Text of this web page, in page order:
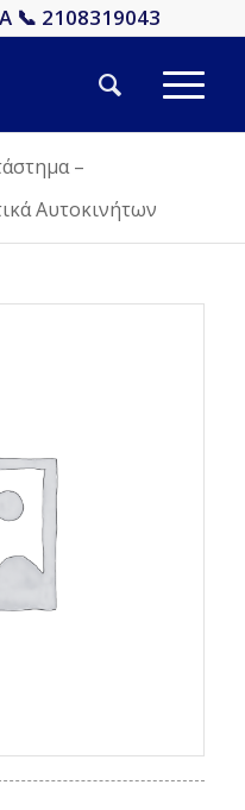
2108319043
–
Αυτοκινήτων